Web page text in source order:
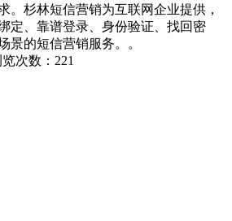
。杉林短信营销为互联网企业提供，
定、靠谱登录、身份验证、找回密
景的短信营销服务。。
次数：221